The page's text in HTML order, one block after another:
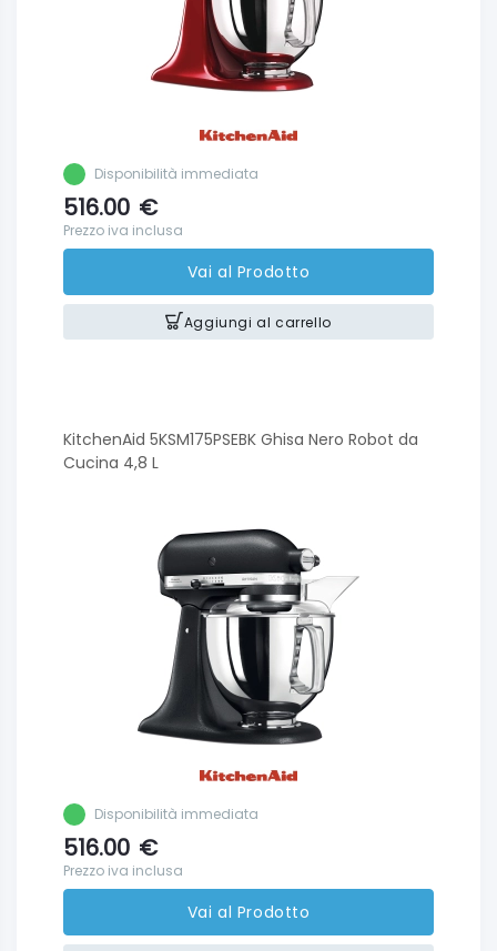
Disponibilità immediata
516.00 €
Prezzo iva inclusa
Vai al Prodotto
Aggiungi al carrello
KitchenAid 5KSM175PSEBK Ghisa Nero Robot da
Cucina 4,8 L
Disponibilità immediata
516.00 €
Prezzo iva inclusa
Vai al Prodotto